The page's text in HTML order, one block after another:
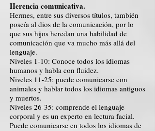
Herencia comunicativa.
Hermes, entre sus diversos títulos, también
poseía al dios de la comunicación, por lo
que sus hijos heredan una habilidad de
comunicación que va mucho más allá del
lenguaje.
Niveles 1-10: Conoce todos los idiomas
humanos y habla con fluidez.
Niveles 11-25: puede comunicarse con
animales y hablar todos los idiomas antiguos
y muertos.
Niveles 26-35: comprende el lenguaje
corporal y es un experto en lectura facial.
Puede comunicarse en todos los idiomas de